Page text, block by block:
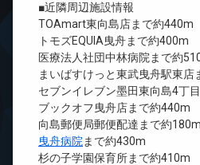
■近隣周辺施設情報
TOAmart東向島店まで約440m
トモズEQUIA曳舟まで約400m
医療法人社団中林病院まで約
まいばすけっと東武曳舟駅東店
セブンイレブン墨田東向島4丁
ブックオフ曳舟店まで約440m
向島郵便局郵便配達まで約180m
曳舟病院 まで約430m
杉の子学園保育所まで約410m